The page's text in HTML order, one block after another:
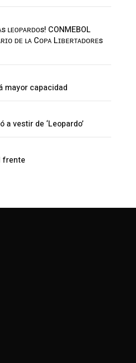
ʟᴇᴏᴘᴀʀᴅᴏs! CONMEBOL
ᴅᴇ ʟᴀ Cᴏᴘᴀ Lɪʙᴇʀᴛᴀᴅᴏʀᴇs
mayor capacidad
a vestir de ‘Leopardo’
frente